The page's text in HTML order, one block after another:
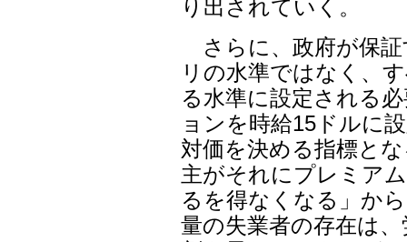
り出されていく。
さらに、政府が保証
リの水準ではなく、
る水準に設定される
ョンを時給15ドルに
対価を決める指標と
主がそれにプレミア
るを得なくなる」か
量の失業者の存在は